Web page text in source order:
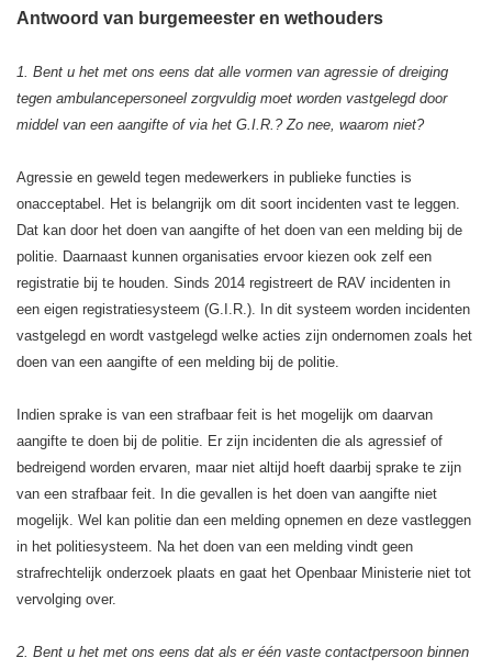
Antwoord van burgemeester en wethouders
1. Bent u het met ons eens dat alle vormen van agressie of dreiging
tegen ambulancepersoneel zorgvuldig moet worden vastgelegd door
middel van een aangifte of via het G.I.R.? Zo nee, waarom niet?
Agressie en geweld tegen medewerkers in publieke functies is
onacceptabel. Het is belangrijk om dit soort incidenten vast te leggen.
Dat kan door het doen van aangifte of het doen van een melding bij de
politie. Daarnaast kunnen organisaties ervoor kiezen ook zelf een
registratie bij te houden. Sinds 2014 registreert de RAV incidenten in
een eigen registratiesysteem (G.I.R.). In dit systeem worden incidenten
vastgelegd en wordt vastgelegd welke acties zijn ondernomen zoals het
doen van een aangifte of een melding bij de politie.
Indien sprake is van een strafbaar feit is het mogelijk om daarvan
aangifte te doen bij de politie. Er zijn incidenten die als agressief of
bedreigend worden ervaren, maar niet altijd hoeft daarbij sprake te zijn
van een strafbaar feit. In die gevallen is het doen van aangifte niet
mogelijk. Wel kan politie dan een melding opnemen en deze vastleggen
in het politiesysteem. Na het doen van een melding vindt geen
strafrechtelijk onderzoek plaats en gaat het Openbaar Ministerie niet tot
vervolging over.
2. Bent u het met ons eens dat als er één vaste contactpersoon binnen